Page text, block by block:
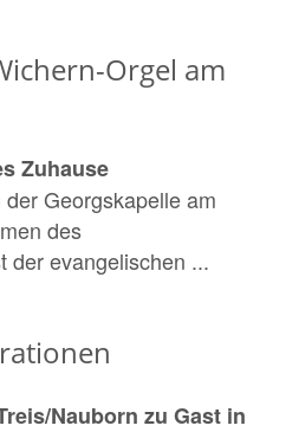
Orgel am
Zuhause
Georgskapelle am
des
der evangelischen ...
Nauborn zu Gast in